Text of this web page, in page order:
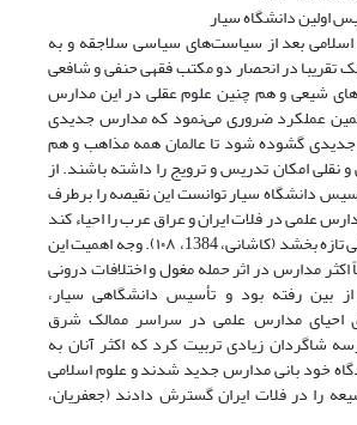
اولین دانشگاه سیار
بعد از سیاست‌های سیاسی سلاجقه و به
تقریبا در انحصار دو مکتب فقهی حنفی و شافعی
شیعی و هم چنین علوم عقلی در این مدارس
عملکرد ضروری می‌نمود که مدارس جدیدی
گشوده شود تا عالمان همه مذاهب و هم
نقلی امکان تدریس و ترویج را داشته باشند. از
دانشگاه سیار توانست این نقیصه را برطرف
علمی در فلات ایران و عراق عرب را احیاء کند
و علوم اسلامی را رونقی تازه بخشد (کاشانی، 1384، ۱۰۸). وجه اهمیت این
اکثر مدارس در اثر حمله مغول و اختلافات درونی
بین رفته بود و تأسیس دانشگاهی سیار،
احیای مدارس علمی در سراسر ممالک شرق
شاگردان زیادی تربیت کرد که اکثر آنان به
خود بانی مدارس جدید شدند و علوم اسلامی
در فلات ایران گسترش دادند (جعفریان،